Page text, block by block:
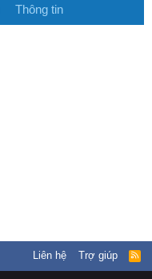
Thông tin
Liên hệ Trợ giúp
R